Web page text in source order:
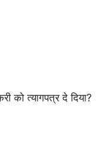
को त्यागपत्र दे दिया?